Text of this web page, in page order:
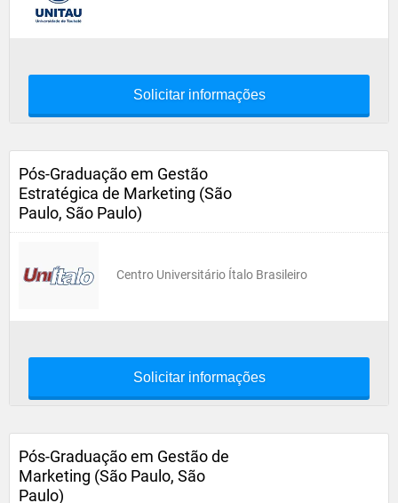
Solicitar informações
Pós-Graduação em Gestão
Estratégica de Marketing (São
Paulo, São Paulo)
Centro Universitário Ítalo Brasileiro
Solicitar informações
Pós-Graduação em Gestão de
Marketing (São Paulo, São
Paulo)